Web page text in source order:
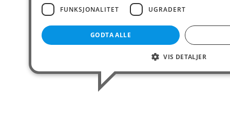
FUNKSJONALITET UGRADERT
GODTA ALLE
VIS DETALJER